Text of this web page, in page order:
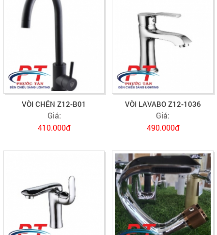
VÒI CHÉN Z12-B01
Giá:
410.000đ
VÒI LAVABO Z12-1036
Giá:
490.000đ